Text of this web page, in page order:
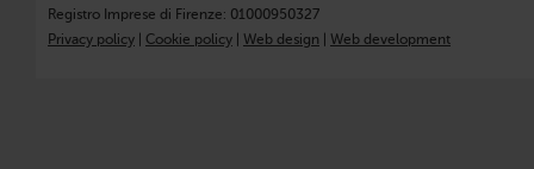
Registro Imprese di Firenze: 01000950327
Privacy policy
Cookie policy Web design Web development